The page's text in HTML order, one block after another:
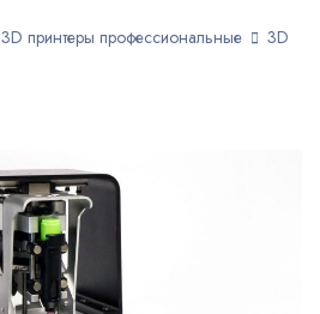
3D принтеры профессиональные
3D